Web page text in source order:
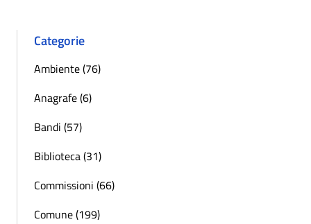
Categorie
Ambiente (76)
Anagrafe (6)
Bandi (57)
Biblioteca (31)
Commissioni (66)
Comune (199)